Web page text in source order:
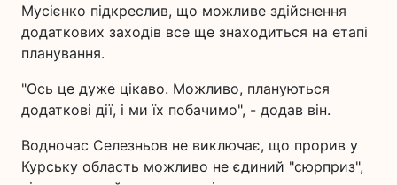
Мусієнко підкреслив, що можливе здійснення
додаткових заходів все ще знаходиться на етапі
планування.
"Ось це дуже цікаво. Можливо, плануються
додаткові дії, і ми їх побачимо", - додав він.
Водночас Селезньов не виключає, що прорив у
Курську область можливо не єдиний "сюрприз",